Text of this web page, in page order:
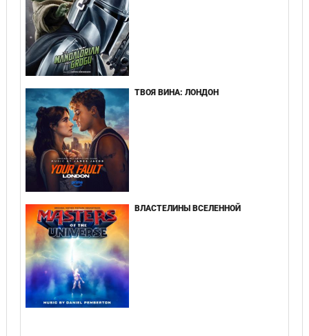
ТВОЯ ВИНА: ЛОНДОН
ВЛАСТЕЛИНЫ ВСЕЛЕННОЙ